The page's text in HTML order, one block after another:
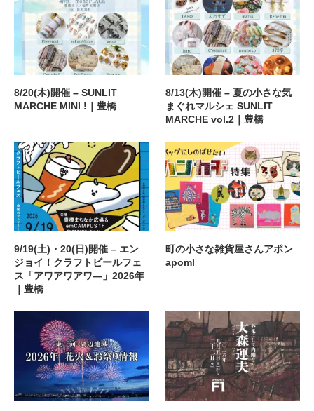
8/20(木)開催 – SUNLIT
MARCHE MINI !｜豊橋
8/13(木)開催 – 夏の小さな気
まぐれマルシェ SUNLIT
MARCHE vol.2｜豊橋
9/19(土)・20(日)開催 – エン
ジョイ！クラフトビールフェ
ス「アワアワアワ―」2026年
｜豊橋
町の小さな雑貨屋さんアポン
apoml